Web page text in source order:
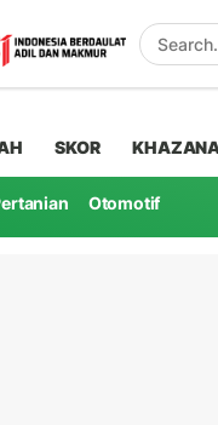
SKOR
Otomotif